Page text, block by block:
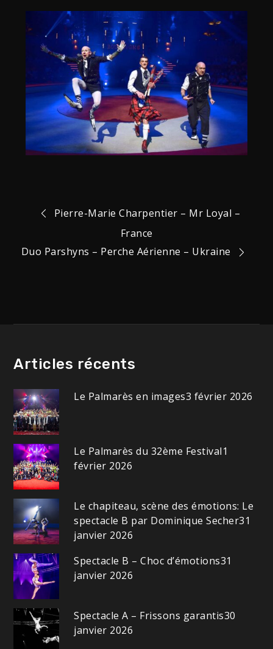
Pierre-Marie Charpentier – Mr Loyal –
France
Duo Parshyns – Perche Aérienne – Ukraine
Articles récents
Le Palmarès en images3 février 2026
Le Palmarès du 32ème Festival1
février 2026
Le chapiteau, scène des émotions: Le
spectacle B par Dominique Secher31
janvier 2026
Spectacle B – Choc d’émotions31
janvier 2026
Spectacle A – Frissons garantis30
janvier 2026